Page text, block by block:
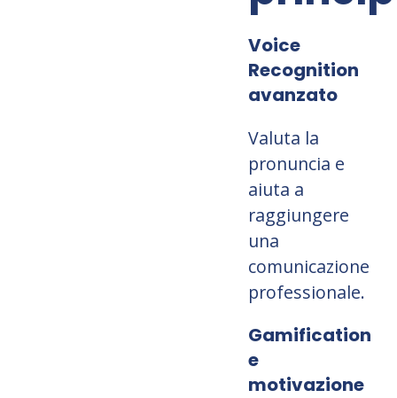
Voice
Recognition
avanzato
Valuta la
pronuncia e
aiuta a
raggiungere
una
comunicazione
professionale.
Gamification
e
motivazione